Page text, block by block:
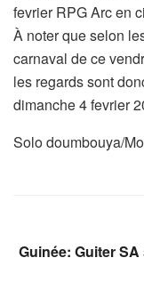
fevrier RPG Arc en
À noter que selon
carnaval de ce
les regards sont
dimanche 4 fevrier
Solo doumbouya/
Guinée: Guiter